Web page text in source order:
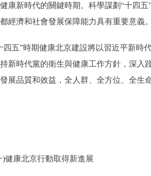
康新時代的關鍵時期。科學謀劃“十四
經濟和社會發展保障能力具有重要意義
”時期健康北京建設將以習近平新時代
新時代黨的衛生與健康工作方針，深入
展品質和效益，全人群、全方位、全生
康北京行動取得新進展